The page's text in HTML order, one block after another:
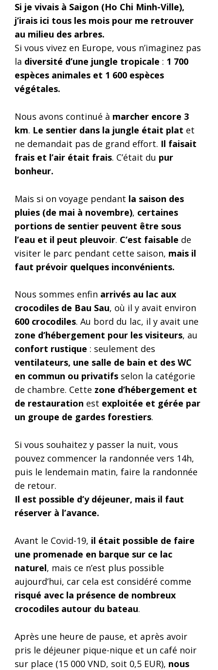
Si je vivais à Saigon (Ho Chi Minh-Ville),
j’irais ici tous les mois pour me retrouver
au milieu des arbres.
Si vous vivez en Europe, vous n’imaginez pas
la diversité d’une jungle tropicale : 1 700
espèces animales et 1 600 espèces
végétales.
Nous avons continué à marcher encore 3
km. Le sentier dans la jungle était plat et
ne demandait pas de grand effort. Il faisait
frais et l’air était frais. C’était du pur
bonheur.
Mais si on voyage pendant la saison des
pluies (de mai à novembre), certaines
portions de sentier peuvent être sous
l’eau et il peut pleuvoir. C’est faisable de
visiter le parc pendant cette saison, mais il
faut prévoir quelques inconvénients.
Nous sommes enfin arrivés au lac aux
crocodiles de Bau Sau, où il y avait environ
600 crocodiles. Au bord du lac, il y avait une
zone d’hébergement pour les visiteurs, au
confort rustique : seulement des
ventilateurs, une salle de bain et des WC
en commun ou privatifs selon la catégorie
de chambre. Cette zone d’hébergement et
de restauration est exploitée et gérée par
un groupe de gardes forestiers.
Si vous souhaitez y passer la nuit, vous
pouvez commencer la randonnée vers 14h,
puis le lendemain matin, faire la randonnée
de retour.
Il est possible d’y déjeuner, mais il faut
réserver à l’avance.
Avant le Covid-19, il était possible de faire
une promenade en barque sur ce lac
naturel, mais ce n’est plus possible
aujourd’hui, car cela est considéré comme
risqué avec la présence de nombreux
crocodiles autour du bateau.
Après une heure de pause, et après avoir
pris le déjeuner pique-nique et un café noir
sur place (15 000 VND, soit 0,5 EUR), nous